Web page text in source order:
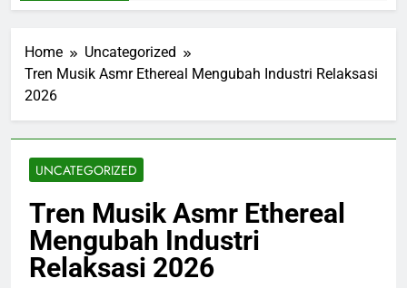
Home
Uncategorized
Tren Musik Asmr Ethereal Mengubah Industri Relaksasi
2026
UNCATEGORIZED
Tren Musik Asmr Ethereal
Mengubah Industri
Relaksasi 2026